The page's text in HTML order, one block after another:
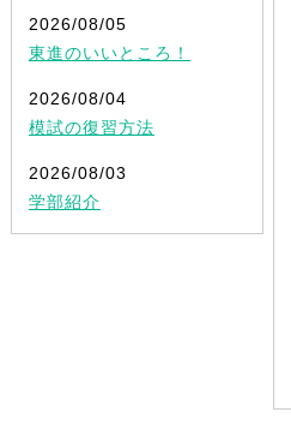
2026/08/05
東進のいいところ！
2026/08/04
模試の復習方法
2026/08/03
学部紹介